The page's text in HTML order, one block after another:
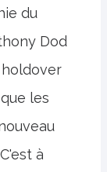
du
Dod
les
à